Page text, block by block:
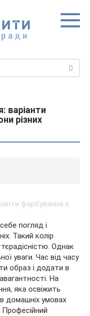
варіанти
різних
погляд і
Такий колір
Однак
уваги. Час від часу
образ і додати в
На
яка освіжить
домашніх умовах